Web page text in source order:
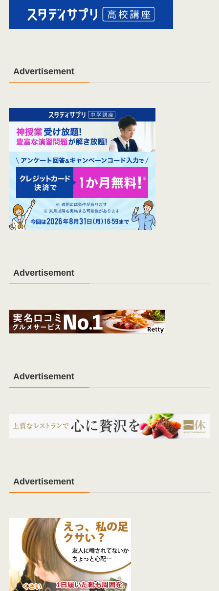
Advertisement
Advertisement
Advertisement
Advertisement